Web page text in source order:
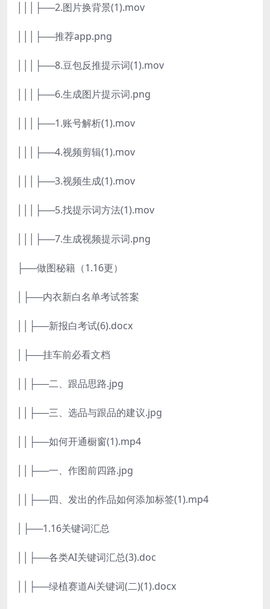
│││├──2.图片换背景(1).mov
│││├──推荐app.png
│││├──8.豆包反推提示词(1).mov
│││├──6.生成图片提示词.png
│││├──1.账号解析(1).mov
│││├──4.视频剪辑(1).mov
│││├──3.视频生成(1).mov
│││├──5.找提示词方法(1).mov
│││├──7.生成视频提示词.png
├──做图秘籍（1.16更）
│├──内衣新白名单考试答案
││├──新报白考试(6).docx
│├──挂车前必看文档
││├──二、跟品思路.jpg
││├──三、选品与跟品的建议.jpg
││├──如何开通橱窗(1).mp4
││├──一、作图前四路.jpg
││├──四、发出的作品如何添加标签(1).mp4
│├──1.16关键词汇总
││├──各类AI关键词汇总(3).doc
││├──绿植赛道Ai关键词(二)(1).docx